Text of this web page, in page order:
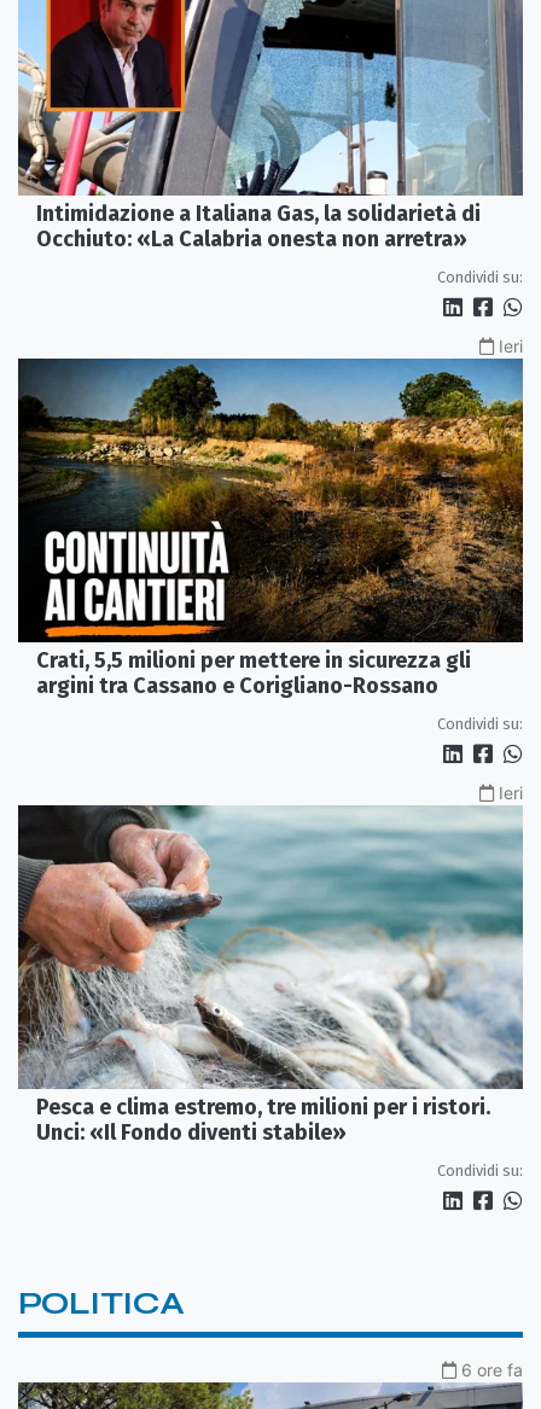
Intimidazione a Italiana Gas, la solidarietà di
Occhiuto: «La Calabria onesta non arretra»
Condividi su:
Ieri
Crati, 5,5 milioni per mettere in sicurezza gli
argini tra Cassano e Corigliano-Rossano
Condividi su:
Ieri
Pesca e clima estremo, tre milioni per i ristori.
Unci: «Il Fondo diventi stabile»
Condividi su:
POLITICA
6 ore fa